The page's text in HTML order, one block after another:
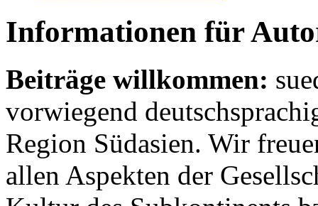
Informationen für
Beiträge willkommen:
vorwiegend
Region Südasien. Wir
allen Aspekten der